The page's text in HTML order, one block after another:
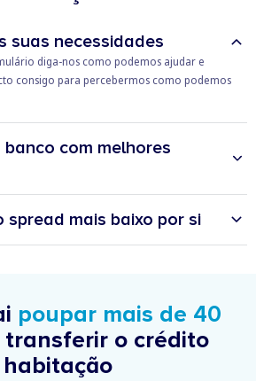
suas necessidades
diga-nos como podemos ajudar e
consigo para percebermos como podemos
com melhores
spread mais baixo por si
poupar mais de 40
transferir o crédito
habitação